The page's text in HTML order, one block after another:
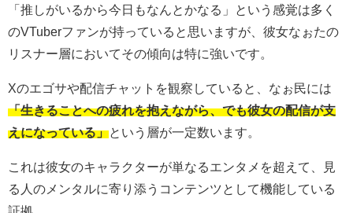
「推しがいるから今日もなんとかなる」という感覚は多く
のVTuberファンが持っていると思いますが、彼女なぉたの
リスナー層においてその傾向は特に強いです。
Xのエゴサや配信チャットを観察していると、なぉ民には
「生きることへの疲れを抱えながら、でも彼女の配信が支
えになっている」という層が一定数います。
これは彼女のキャラクターが単なるエンタメを超えて、見
る人のメンタルに寄り添うコンテンツとして機能している